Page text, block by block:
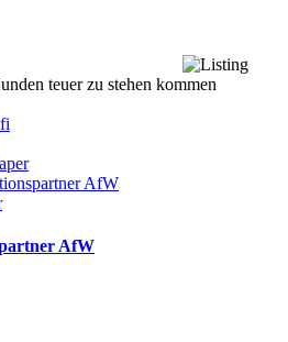
teuer zu stehen kommen
AfW
AfW